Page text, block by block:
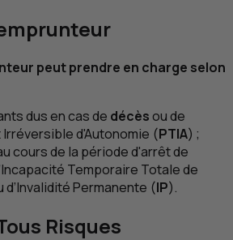
peut prendre en charge selon
dus en cas de décèsou de
d'Autonomie (PTIA) ;
cours de la période d'arrêt de
Temporaire Totale de
d’Invalidité Permanente (IP).
Risques